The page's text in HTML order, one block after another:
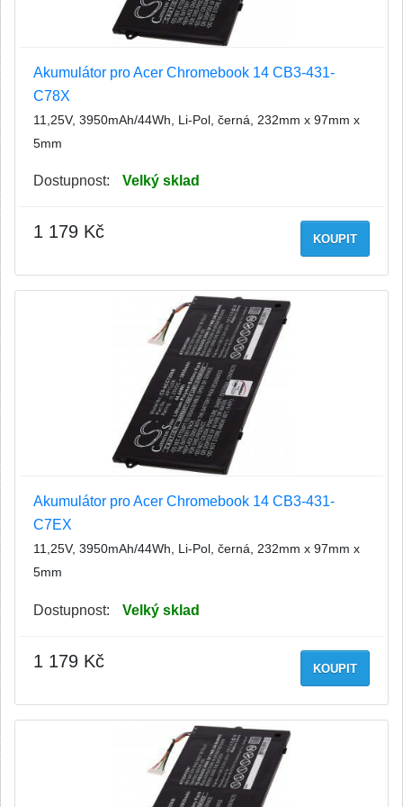
Akumulátor pro Acer Chromebook 14 CB3-431-
C78X
11,25V, 3950mAh/44Wh, Li-Pol, černá, 232mm x 97mm x
5mm
Dostupnost: Velký sklad
KOUPIT
1 179 Kč
Akumulátor pro Acer Chromebook 14 CB3-431-
C7EX
11,25V, 3950mAh/44Wh, Li-Pol, černá, 232mm x 97mm x
5mm
Dostupnost: Velký sklad
KOUPIT
1 179 Kč